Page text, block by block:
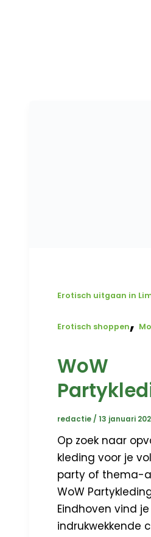
Erotisch uitgaan in
Erotisch shoppen,
WoW
redactie /13 januari
Op zoek naar
kleding voor je
party of thema-
WoW
Eindhoven vind
indrukwekkende